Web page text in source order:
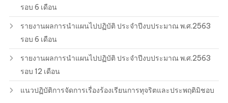
รอบ 6 เดือน
รายงานผลการนำแผนไปปฏิบัติ ประจำปีงบประมาณ พ.ศ.2563
รอบ 6 เดือน
รายงานผลการนำแผนไปปฏิบัติ ประจำปีงบประมาณ พ.ศ.2563
รอบ 12 เดือน
แนวปฏิบัติการจัดการเรื่องร้องเรียนการทุจริตและประพฤติมิชอบ